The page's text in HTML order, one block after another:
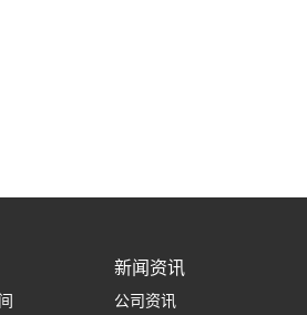
新闻资讯
公司资讯